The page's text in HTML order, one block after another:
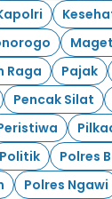
Raga Pajak
Pencak Silat
Politik Polres
Polres Ngawi